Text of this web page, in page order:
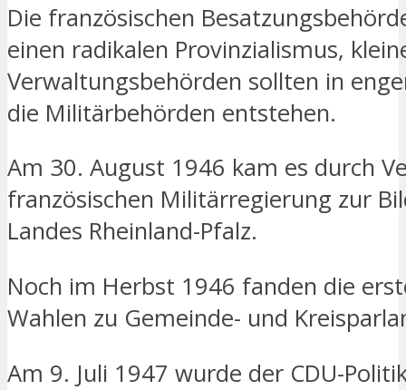
Die französischen
einen radikalen Provinzialismus,
Verwaltungsbehörden sollten in
die Militärbehörden entstehen.
Am 30. August 1946 kam es durch
französischen Militärregierung zur
Landes Rheinland-Pfalz.
Noch im Herbst 1946 fanden die
Wahlen zu Gemeinde- und
Am 9. Juli 1947 wurde der CDU-